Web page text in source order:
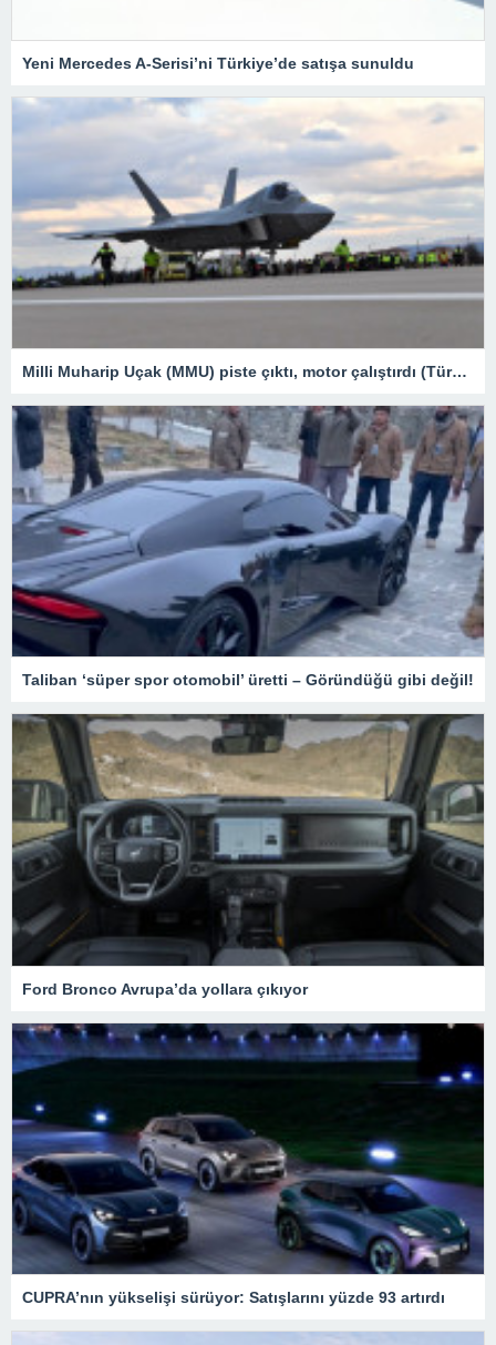
Yeni Mercedes A-Serisi’ni Türkiye’de satışa sunuldu
Milli Muharip Uçak (MMU) piste çıktı, motor çalıştırdı (Türkiye’nin yeni nesil yerli silahları) – Son Dakika Teknoloji Haberleri
Taliban ‘süper spor otomobil’ üretti – Göründüğü gibi değil!
Ford Bronco Avrupa’da yollara çıkıyor
CUPRA’nın yükselişi sürüyor: Satışlarını yüzde 93 artırdı